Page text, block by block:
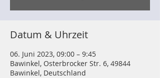
Datum & Uhrzeit
06. Juni 2023, 09:00 – 9:45
Bawinkel, Osterbrocker Str. 6, 49844
Bawinkel, Deutschland